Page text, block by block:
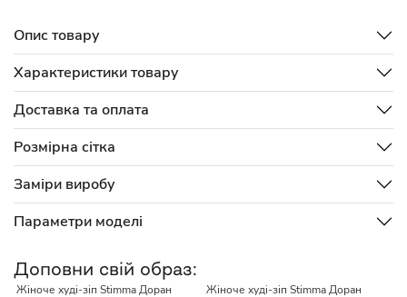
Опис товару
Характеристики товару
Доставка та оплата
Розмірна сітка
Заміри виробу
Параметри моделі
Доповни свій образ:
НЕМАЄ В НАЯВНОСТІ
Жіноче худі-зіп Stimma Доран Жіноче худі-зіп Stimma Доран